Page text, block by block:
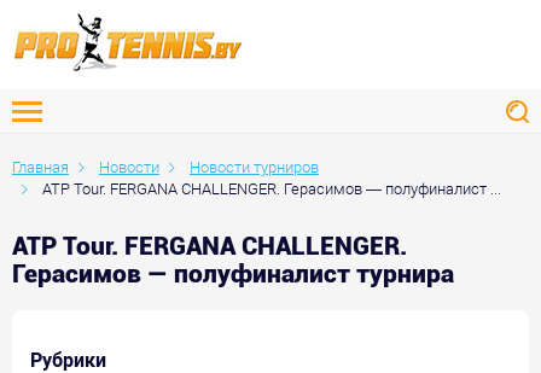
Главная Новости
Новости турниров
ATP Tour. FERGANA CHALLENGER. Герасимов — полуфиналист ...
ATP Tour. FERGANA CHALLENGER.
Герасимов — полуфиналист турнира
Рубрики